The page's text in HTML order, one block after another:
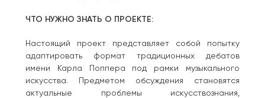
ЧТО НУЖНО ЗНАТЬ О ПРОЕКТЕ:
Настоящий проект представляет собой попытку
адаптировать формат традиционных дебатов
имени Карла Поппера под рамки музыкального
искусства. Предметом обсуждения становятся
актуальные проблемы искусствознания,